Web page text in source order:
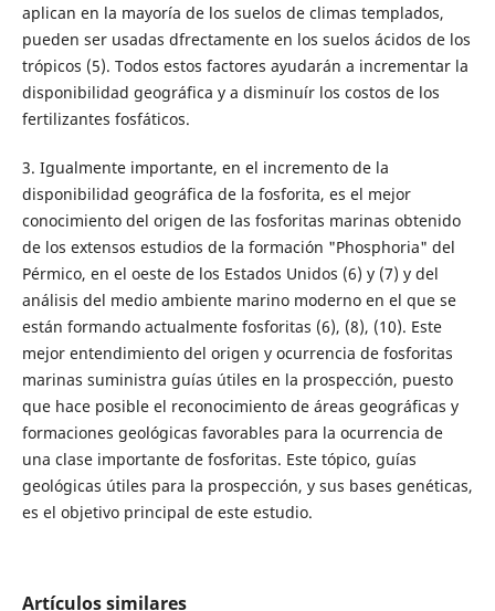
aplican en la mayoría de los suelos de climas templados,
pueden ser usadas dfrectamente en los suelos ácidos de los
trópicos (5). Todos estos factores ayudarán a incrementar la
disponibilidad geográfica y a disminuír los costos de los
fertilizantes fosfáticos.
3. Igualmente importante, en el incremento de la
disponibilidad geográfica de la fosforita, es el mejor
conocimiento del origen de las fosforitas marinas obtenido
de los extensos estudios de la formación "Phosphoria" del
Pérmico, en el oeste de los Estados Unidos (6) y (7) y del
análisis del medio ambiente marino moderno en el que se
están formando actualmente fosforitas (6), (8), (10). Este
mejor entendimiento del origen y ocurrencia de fosforitas
marinas suministra guías útiles en la prospección, puesto
que hace posible el reconocimiento de áreas geográficas y
formaciones geológicas favorables para la ocurrencia de
una clase importante de fosforitas. Este tópico, guías
geológicas útiles para la prospección, y sus bases genéticas,
es el objetivo principal de este estudio.
Artículos similares